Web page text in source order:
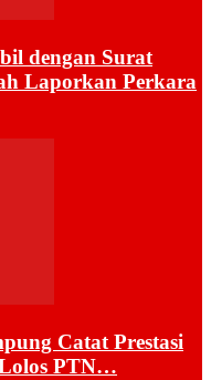
dengan Surat
Laporkan Perkara
Catat Prestasi
Lolos PTN…